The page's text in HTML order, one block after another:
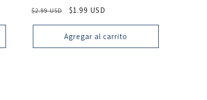
Precio
$2.99 USD
Precio
oferta
$1.99 USD
Agregar al carrito